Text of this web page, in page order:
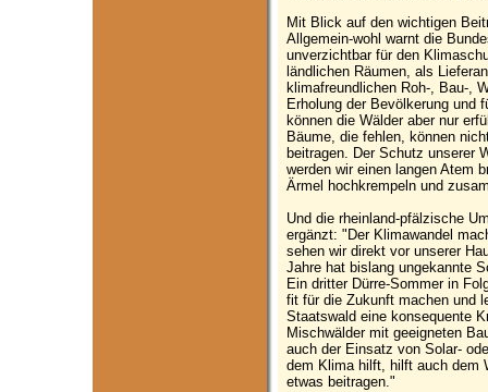
Mit Blick auf den wichtigen
Allgemein-wohl warnt die
unverzichtbar für den
ländlichen Räumen, als
klimafreundlichen Roh-, Bau-,
Erholung der Bevölkerung und
können die Wälder aber nur
Bäume, die fehlen, können
beitragen. Der Schutz unserer
werden wir einen langen Atem
Ärmel hochkrempeln und
Und die rheinland-pfälzische
ergänzt: "Der Klimawandel
sehen wir direkt vor unserer
Jahre hat bislang ungekannte
Ein dritter Dürre-Sommer in
fit für die Zukunft machen und
Staatswald eine konsequente
Mischwälder mit geeigneten
auch der Einsatz von Solar-
dem Klima hilft, hilft auch dem
etwas beitragen."